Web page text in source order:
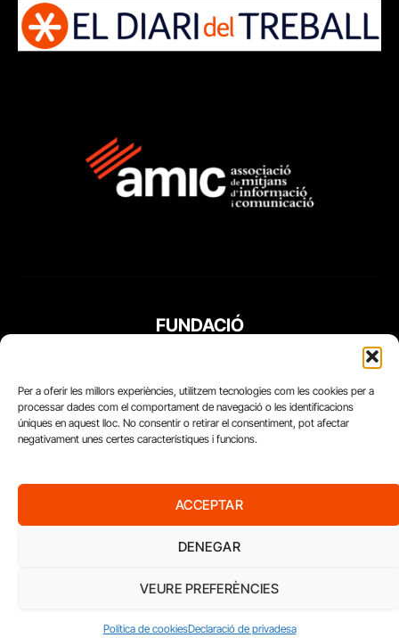
Per a oferir les millors experiències, utilitzem tecnologies com les cookies per a
processar dades com el comportament de navegació o les identificacions
úniques en aquest lloc. No consentir o retirar el consentiment, pot afectar
negativament unes certes característiques i funcions.
ACCEPTAR
DENEGAR
VEURE PREFERÈNCIES
Política de cookiesDeclaració de privadesa
FUNDACIÓ